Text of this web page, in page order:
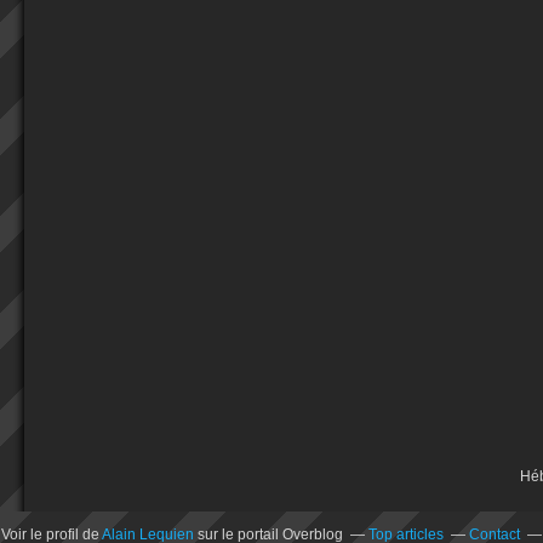
Voir le profil de Alain Lequien sur le portail Overblog Top articles Contact